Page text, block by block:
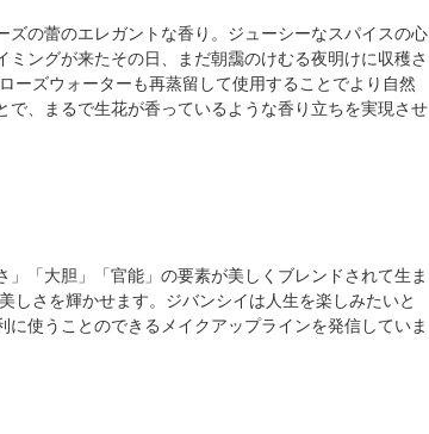
の蕾のエレガントな香り。ジューシーなスパイスの心
ングが来たその日、まだ朝靄のけむる夜明けに収穫さ
ズウォーターも再蒸留して使用することでより自然
、まるで生花が香っているような香り立ちを実現させ
「大胆」「官能」の要素が美しくブレンドされて生ま
しさを輝かせます。ジバンシイは人生を楽しみたいと
使うことのできるメイクアップラインを発信していま